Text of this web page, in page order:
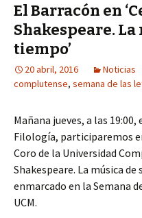
El Barracón en
Shakespeare. La
tiempo’
20 abril, 2016 Noticias
complutense, semana de las
Mañana jueves, a las
Filología, participaremos
Coro de la Universidad
Shakespeare. La música de
enmarcado en la Semana
UCM.